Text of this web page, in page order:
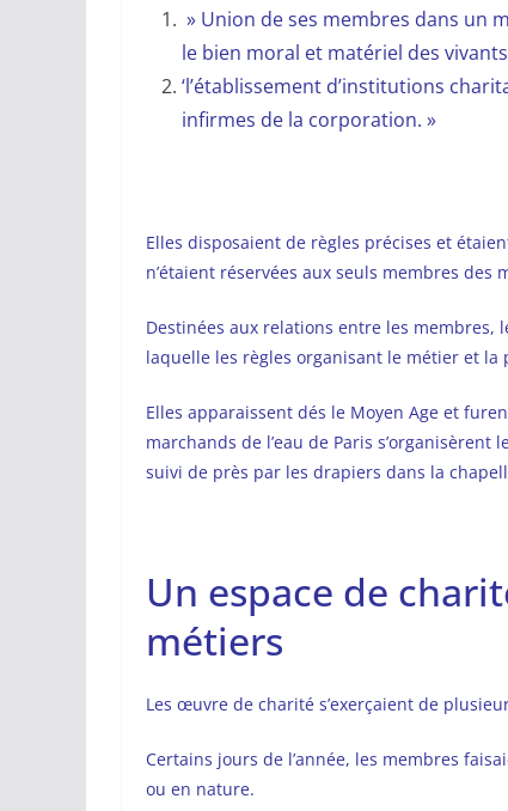
» Union de ses membres dans un
le bien moral et matériel des
‘l’établissement d’institutions
infirmes de la corporation. »
Elles disposaient de règles précises et
n’étaient réservées aux seuls membres des
Destinées aux relations entre les
laquelle les règles organisant le métier et
Elles apparaissent dés le Moyen Age et
marchands de l’eau de Paris
suivi de près par les drapiers dans la
Un espace de
métiers
Les œuvre de charité s’exerçaient de
Certains jours de l’année, les membres
ou en nature.